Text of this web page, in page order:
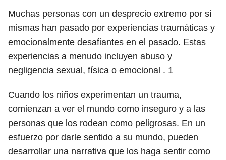
Muchas personas con un desprecio extremo por sí
mismas han pasado por experiencias traumáticas y
emocionalmente desafiantes en el pasado. Estas
experiencias a menudo incluyen abuso y
negligencia sexual, física o emocional . 1
Cuando los niños experimentan un trauma,
comienzan a ver el mundo como inseguro y a las
personas que los rodean como peligrosas. En un
esfuerzo por darle sentido a su mundo, pueden
desarrollar una narrativa que los haga sentir como